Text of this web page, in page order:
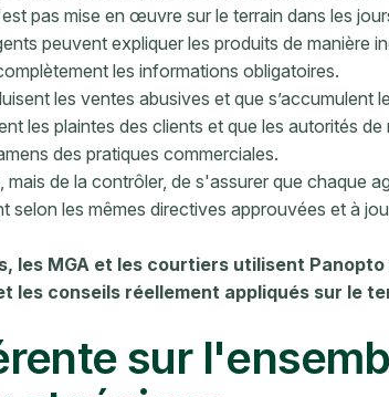
pas mise en œuvre sur le terrain dans les
peuvent expliquer les produits de manière
les informations obligatoires.
les ventes abusives et que s’accumulent
les plaintes des clients et que les autorités
des pratiques commerciales.
de la contrôler, de s'assurer que chaque
selon les mêmes directives approuvées et à
les MGA et les courtiers utilisent
les conseils réellement appliqués sur le
sur